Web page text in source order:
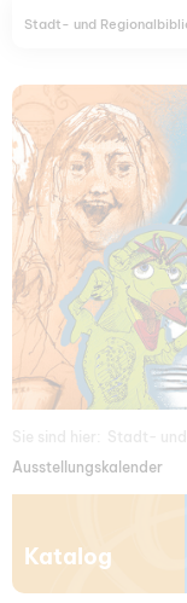
Stadt- und
Ausstellungskalender
Katalog